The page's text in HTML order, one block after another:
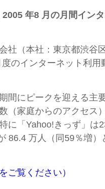
年8 月の月間イン
社（本社：東京都渋谷
のインターネット利用
間にピークを迎える主
（家庭からのアクセス
に「Yahoo!きっず」は
86.4 万人（同59％増
ご覧ください）